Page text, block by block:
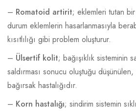
– Romatoid artirit; eklemleri tutan
durum eklemlerin hasarlanmasıyla
kısıtlılığı gibi problem oluşturur.
– Ülsertif kolit; bağışıklık sisteminin
saldırması sonucu oluştuğu düşünülen,
bağırsak hastalığıdır.
– Korn hastalığı; sindirim sistemin